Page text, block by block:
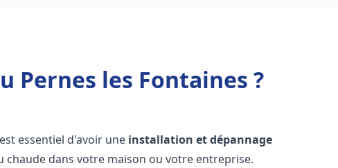
Pernes les Fontaines ?
essentiel d'avoir une installation et dépannage
chaude dans votre maison ou votre entreprise.